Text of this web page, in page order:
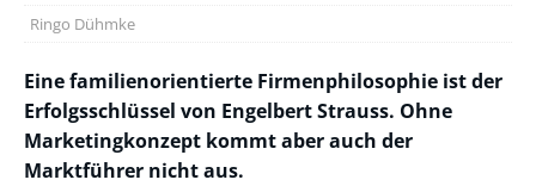
Ringo Dühmke
Eine familienorientierte Firmenphilosophie ist der
Erfolgsschlüssel von Engelbert Strauss. Ohne
Marketingkonzept kommt aber auch der
Marktführer nicht aus.